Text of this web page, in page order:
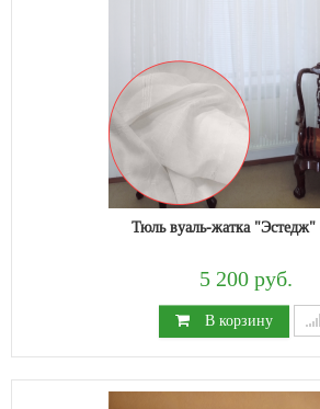
Тюль вуаль-жатка "Эстедж"
5 200 руб.
В корзину